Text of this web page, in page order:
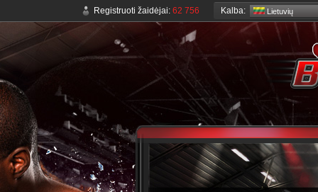
Registruoti žaidėjai: 62 756 Kalba: Lietuvių